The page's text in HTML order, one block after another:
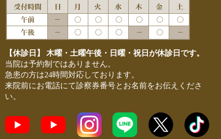
【休診日】 木曜・土曜午後・日曜・祝日が休診日です。
当院は予約制ではありません。
急患の方は24時間対応しております。
来院前にお電話にて診察券番号とお名前をお伝えくださ
い。